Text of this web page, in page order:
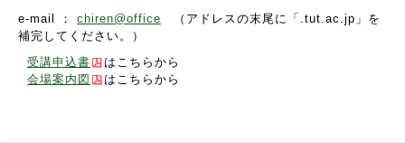
e-mail ： chiren@office （アドレスの末尾に「.tut.ac.jp」を
補完してください。）
受講申込書
はこちらから
会場案内図
はこちらから